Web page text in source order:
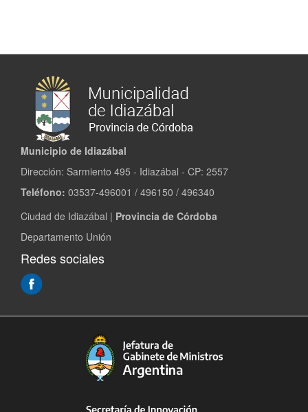
Municipio de Idiazábal
Dirección: Sarmiento 495 - Idiazábal - CP: 2557
Teléfono: 03537-496001 / 496150 / 496340
Ciudad de Idiazábal | Provincia de Córdoba
Departamento Unión
Redes sociales